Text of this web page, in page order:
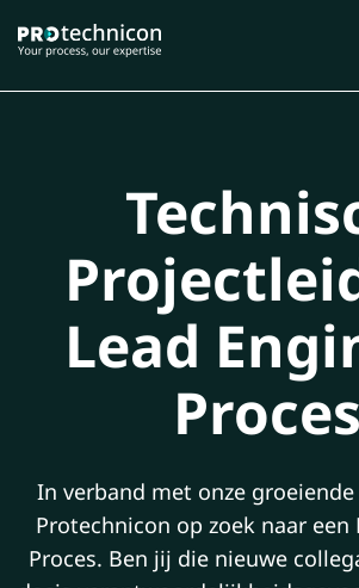
Lead
Proces
In verband met onze
Protechnicon op zoek naar een
Proces. Ben jij die nieuwe